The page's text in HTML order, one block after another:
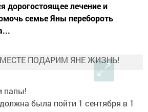
дорогостоящее лечение и
семье Яны перебороть
папы!
была пойти 1 сентября в 1